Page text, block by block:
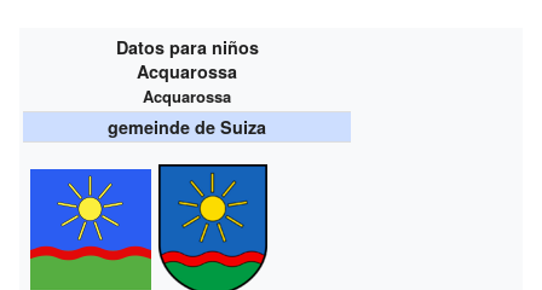
Datos para niños
Acquarossa
Acquarossa
gemeinde de Suiza